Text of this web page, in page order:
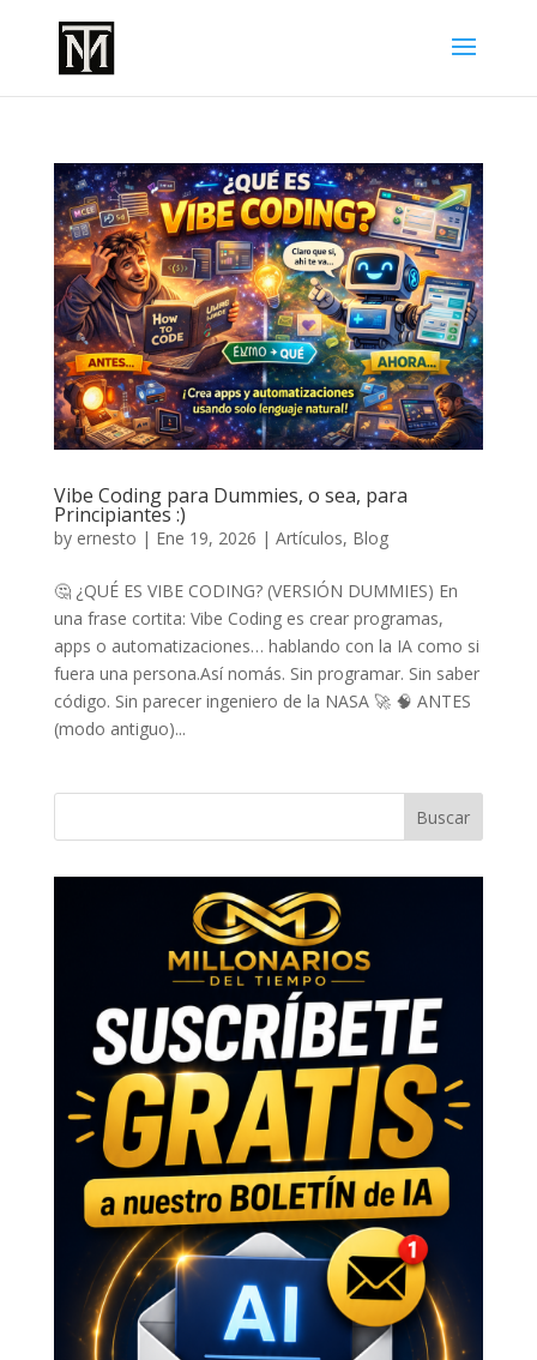
Vibe Coding para Dummies, o sea, para
Principiantes :)
by ernesto | Ene 19, 2026 | Artículos, Blog
🤔 ¿QUÉ ES VIBE CODING? (VERSIÓN DUMMIES) En
una frase cortita: Vibe Coding es crear programas,
apps o automatizaciones… hablando con la IA como si
fuera una persona.Así nomás. Sin programar. Sin saber
código. Sin parecer ingeniero de la NASA 🚀 🧠 ANTES
(modo antiguo)...
Buscar